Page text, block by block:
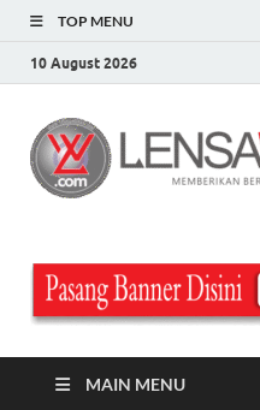
TOP MENU
10 August 2026
MAIN MENU